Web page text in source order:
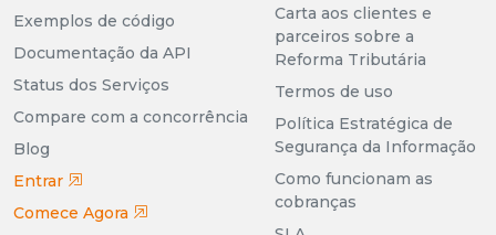
Exemplos de código
Documentação da API
Status dos Serviços
Compare com a concorrência
Blog
Entrar
Comece Agora
Carta aos clientes e
parceiros sobre a
Reforma Tributária
Termos de uso
Política Estratégica de
Segurança da Informação
Como funcionam as
cobranças